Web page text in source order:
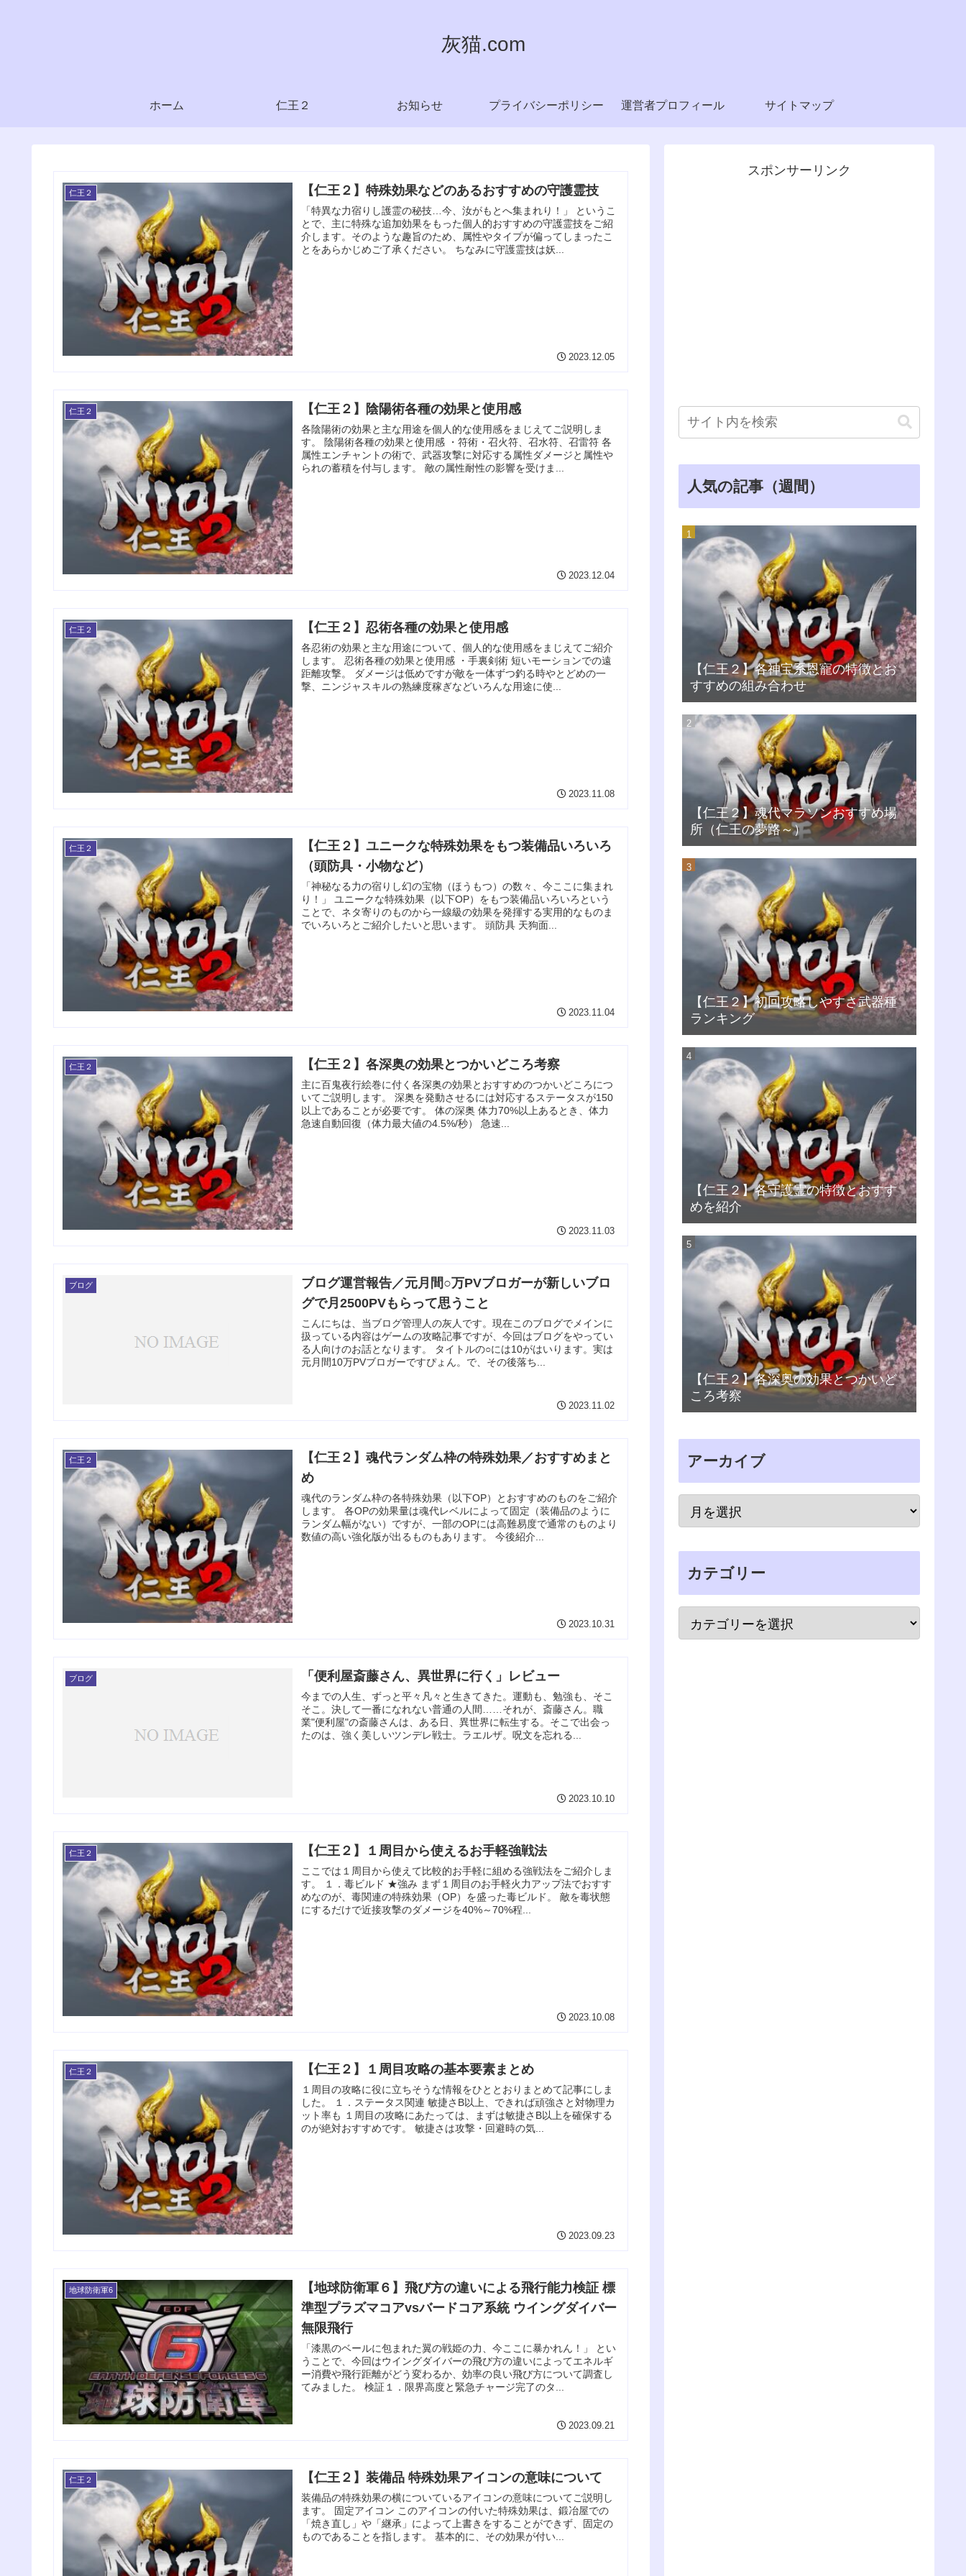
灰猫.com
ホーム 仁王２ お知らせ プライバシーポリシー 運営者プロフィール サイトマップ
仁王２ 【仁王２】特殊効果などのあるおすすめの守護霊技
「特異な力宿りし護霊の秘技…今、汝がもとへ集まれり！」 というこ
とで、主に特殊な追加効果をもった個人的おすすめの守護霊技をご紹
介します。そのような趣旨のため、属性やタイプが偏ってしまったこ
とをあらかじめご了承ください。 ちなみに守護霊技は妖...
2023.12.05
仁王２ 【仁王２】陰陽術各種の効果と使用感
各陰陽術の効果と主な用途を個人的な使用感をまじえてご説明しま
す。 陰陽術各種の効果と使用感 ・符術・召火符、召水符、召雷符 各
属性エンチャントの術で、武器攻撃に対応する属性ダメージと属性や
られの蓄積を付与します。 敵の属性耐性の影響を受けま...
2023.12.04
仁王２ 【仁王２】忍術各種の効果と使用感
各忍術の効果と主な用途について、個人的な使用感をまじえてご紹介
します。 忍術各種の効果と使用感 ・手裏剣術 短いモーションでの遠
距離攻撃。 ダメージは低めですが敵を一体ずつ釣る時やとどめの一
撃、ニンジャスキルの熟練度稼ぎなどいろんな用途に使...
2023.11.08
仁王２
【仁王２】ユニークな特殊効果をもつ装備品いろいろ
（頭防具・小物など）
「神秘なる力の宿りし幻の宝物（ほうもつ）の数々、今ここに集まれ
り！」 ユニークな特殊効果（以下OP）をもつ装備品いろいろという
ことで、ネタ寄りのものから一線級の効果を発揮する実用的なものま
でいろいろとご紹介したいと思います。 頭防具 天狗面...
2023.11.04
仁王２ 【仁王２】各深奥の効果とつかいどころ考察
主に百鬼夜行絵巻に付く各深奥の効果とおすすめのつかいどころにつ
いてご説明します。 深奥を発動させるには対応するステータスが150
以上であることが必要です。 体の深奥 体力70%以上あるとき、体力
急速自動回復（体力最大値の4.5%/秒） 急速...
2023.11.03
ブログ
ブログ運営報告／元月間○万PVブロガーが新しいブロ
グで月2500PVもらって思うこと
こんにちは、当ブログ管理人の灰人です。現在このブログでメインに
扱っている内容はゲームの攻略記事ですが、今回はブログをやってい
る人向けのお話となります。 タイトルの○には10がはいります。実は
元月間10万PVブロガーですぴょん。で、その後落ち...
2023.11.02
仁王２
【仁王２】魂代ランダム枠の特殊効果／おすすめまと
め
魂代のランダム枠の各特殊効果（以下OP）とおすすめのものをご紹介
します。 各OPの効果量は魂代レベルによって固定（装備品のように
ランダム幅がない）ですが、一部のOPには高難易度で通常のものより
数値の高い強化版が出るものもあります。 今後紹介...
2023.10.31
ブログ 「便利屋斎藤さん、異世界に行く」レビュー
今までの人生、ずっと平々凡々と生きてきた。運動も、勉強も、そこ
そこ。決して一番になれない普通の人間……それが、斎藤さん。職
業"便利屋"の斎藤さんは、ある日、異世界に転生する。そこで出会っ
たのは、強く美しいツンデレ戦士。ラエルザ。呪文を忘れる...
2023.10.10
仁王２ 【仁王２】１周目から使えるお手軽強戦法
ここでは１周目から使えて比較的お手軽に組める強戦法をご紹介しま
す。 １．毒ビルド ★強み まず１周目のお手軽火力アップ法でおすす
めなのが、毒関連の特殊効果（OP）を盛った毒ビルド。 敵を毒状態
にするだけで近接攻撃のダメージを40%～70%程...
2023.10.08
仁王２ 【仁王２】１周目攻略の基本要素まとめ
１周目の攻略に役に立ちそうな情報をひととおりまとめて記事にしま
した。 １．ステータス関連 敏捷さB以上、できれば頑強さと対物理カ
ット率も １周目の攻略にあたっては、まずは敏捷さB以上を確保する
のが絶対おすすめです。 敏捷さは攻撃・回避時の気...
2023.09.23
地球防衛軍6
【地球防衛軍６】飛び方の違いによる飛行能力検証 標
準型プラズマコアvsバードコア系統 ウイングダイバー
無限飛行
「漆黒のベールに包まれた翼の戦姫の力、今ここに暴かれん！」 とい
うことで、今回はウイングダイバーの飛び方の違いによってエネルギ
ー消費や飛行距離がどう変わるか、効率の良い飛び方について調査し
てみました。 検証１．限界高度と緊急チャージ完了のタ...
2023.09.21
仁王２ 【仁王２】装備品 特殊効果アイコンの意味について
装備品の特殊効果の横についているアイコンの意味についてご説明し
ます。 固定アイコン このアイコンの付いた特殊効果は、鍛冶屋での
「焼き直し」や「継承」によって上書きをすることができず、固定の
ものであることを指します。 基本的に、その効果が付い...
スポンサーリンク
人気の記事（週間）
【仁王２】各神宝系恩寵の特徴とお
すすめの組み合わせ
【仁王２】魂代マラソンおすすめ場
所（仁王の夢路～）
【仁王２】初回攻略しやすさ武器種
ランキング
【仁王２】各守護霊の特徴とおすす
めを紹介
【仁王２】各深奥の効果とつかいど
ころ考察
アーカイブ
カテゴリー